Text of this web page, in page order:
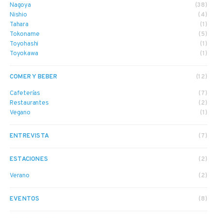
Nagoya
(38)
Nishio
(4)
Tahara
(1)
Tokoname
(5)
Toyohashi
(1)
Toyokawa
(1)
COMER Y BEBER (12)
Cafeterías
(7)
Restaurantes
(2)
Vegano
(1)
ENTREVISTA (7)
ESTACIONES (2)
Verano (2)
EVENTOS (8)